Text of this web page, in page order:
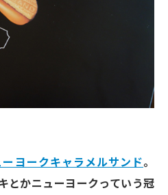
ーヨークキャラメルサンド。
とかニューヨークっていう冠